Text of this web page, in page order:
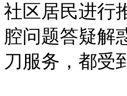
社区居民进行
腔问题答疑解
刀服务，都受